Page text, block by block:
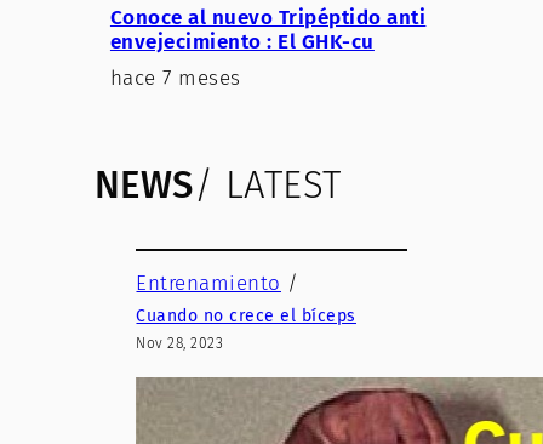
Conoce al nuevo Tripéptido anti
envejecimiento : El GHK-cu
hace 7 meses
NEWS/ LATEST
Entrenamiento /
Cuando no crece el bíceps
Nov 28, 2023